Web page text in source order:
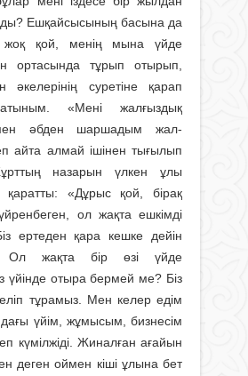
Ешқайсысының басына да
жоқ қой, менің мына үйде
ортасында тұрып отырып,
әкелерінің суретіне қарап
«Мені жалғыздық
әбден шаршадым жал­
айта алмай ішінен тығылып
назарын үлкен ұлы
қаратты: «Дұрыс қой, бірақ
ол жақта ешкімді
ертеден қара кешке дейін
Ол жақта бір өзі үйде
үйінде отыра бермей ме? Біз
тұрамыз. Мен келер едім
үйім, жұмысым, бизнесім
күмілжіді. Жиналған ағайын
деген оймен кіші ұлына бет